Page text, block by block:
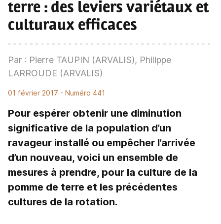
terre : des leviers variétaux et
culturaux efficaces
Par : Pierre TAUPIN (ARVALIS), Philippe
LARROUDE (ARVALIS)
01 février 2017 - Numéro 441
Pour espérer obtenir une diminution
significative de la population d’un
ravageur installé ou empêcher l’arrivée
d’un nouveau, voici un ensemble de
mesures à prendre, pour la culture de la
pomme de terre et les précédentes
cultures de la rotation.